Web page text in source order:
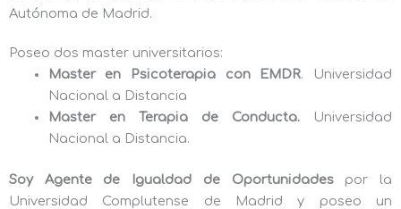
Autónoma de Madrid.
Poseo dos master universitarios:
Master en Psicoterapia con EMDR. Universidad
Nacional a Distancia
Master en Terapia de Conducta.Universidad
Nacional a Distancia.
Soy Agente de Igualdad de Oportunidadespor la
Universidad Complutense de Madrid y poseo un